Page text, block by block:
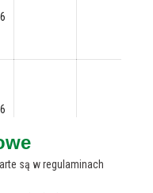
są w regulaminach